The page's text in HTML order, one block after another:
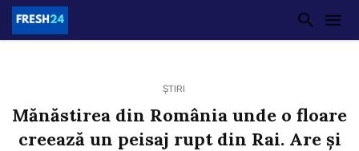
ȘTIRI
Mănăstirea din România unde o floare
creează un peisaj rupt din Rai. Are şi